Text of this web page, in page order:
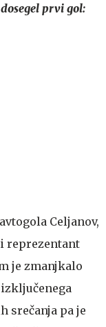
prvi gol:
Celjanov,
reprezentant
je zmanjkalo
srečanja pa je